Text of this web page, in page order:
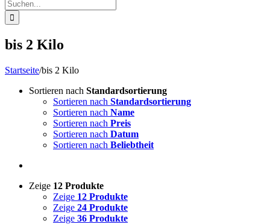
Suche
nach:
bis 2 Kilo
Startseite/bis 2 Kilo
Sortieren nach Standardsortierung
Sortieren nach Standardsortierung
Sortieren nach Name
Sortieren nach Preis
Sortieren nach Datum
Sortieren nach Beliebtheit
Zeige 12 Produkte
Zeige 12 Produkte
Zeige 24 Produkte
Zeige 36 Produkte